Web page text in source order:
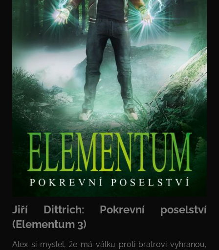
Jiří Dittrich: Pokrevní poselství
(Elementum 3)
Alex si myslel, že má válku proti bratrovi vyhranou,